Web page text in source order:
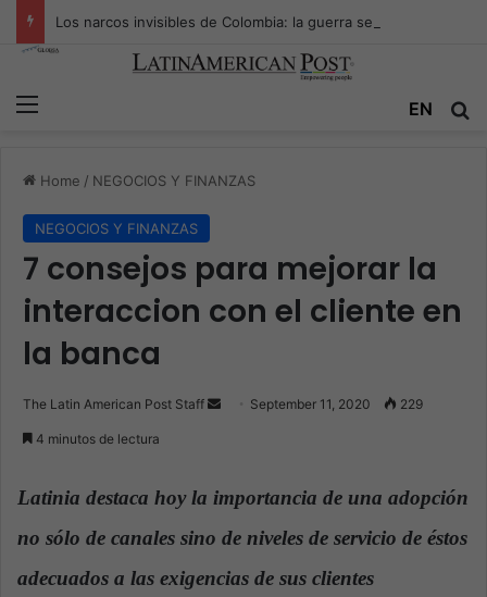
EN
Home / NEGOCIOS Y FINANZAS
NEGOCIOS Y FINANZAS
7 consejos para mejorar la
interaccion con el cliente en
la banca
The Latin American Post Staff
a
n
m
September 11, 2020 229
4 minutos de lectura
Latinia destaca hoy la importancia de una adopción
no sólo de canales sino de niveles de servicio de éstos
adecuados a las exigencias de sus clientes